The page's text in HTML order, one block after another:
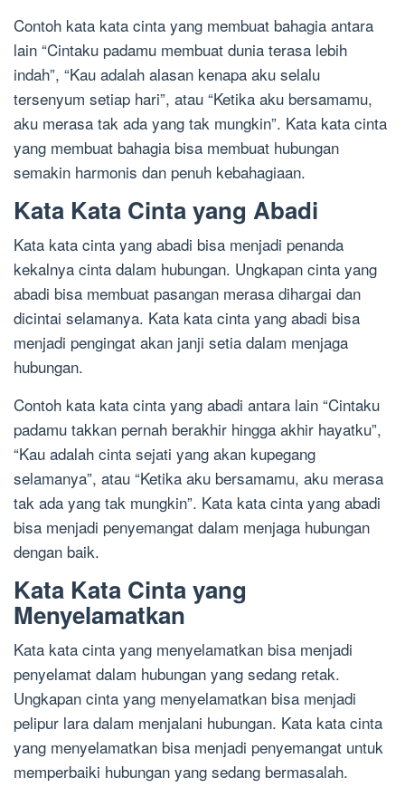
Contoh kata kata cinta yang membuat bahagia antara
lain “Cintaku padamu membuat dunia terasa lebih
indah”, “Kau adalah alasan kenapa aku selalu
tersenyum setiap hari”, atau “Ketika aku bersamamu,
aku merasa tak ada yang tak mungkin”. Kata kata cinta
yang membuat bahagia bisa membuat hubungan
semakin harmonis dan penuh kebahagiaan.
Kata Kata Cinta yang Abadi
Kata kata cinta yang abadi bisa menjadi penanda
kekalnya cinta dalam hubungan. Ungkapan cinta yang
abadi bisa membuat pasangan merasa dihargai dan
dicintai selamanya. Kata kata cinta yang abadi bisa
menjadi pengingat akan janji setia dalam menjaga
hubungan.
Contoh kata kata cinta yang abadi antara lain “Cintaku
padamu takkan pernah berakhir hingga akhir hayatku”,
“Kau adalah cinta sejati yang akan kupegang
selamanya”, atau “Ketika aku bersamamu, aku merasa
tak ada yang tak mungkin”. Kata kata cinta yang abadi
bisa menjadi penyemangat dalam menjaga hubungan
dengan baik.
Kata Kata Cinta yang
Menyelamatkan
Kata kata cinta yang menyelamatkan bisa menjadi
penyelamat dalam hubungan yang sedang retak.
Ungkapan cinta yang menyelamatkan bisa menjadi
pelipur lara dalam menjalani hubungan. Kata kata cinta
yang menyelamatkan bisa menjadi penyemangat untuk
memperbaiki hubungan yang sedang bermasalah.